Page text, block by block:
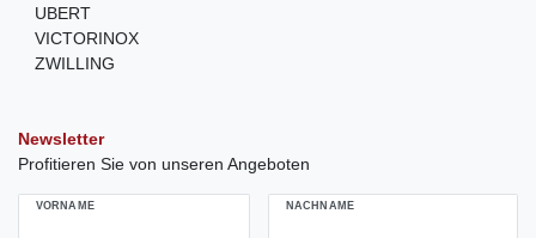
UBERT
VICTORINOX
ZWILLING
Newsletter
Profitieren Sie von unseren Angeboten
VORNAME NACHNAME